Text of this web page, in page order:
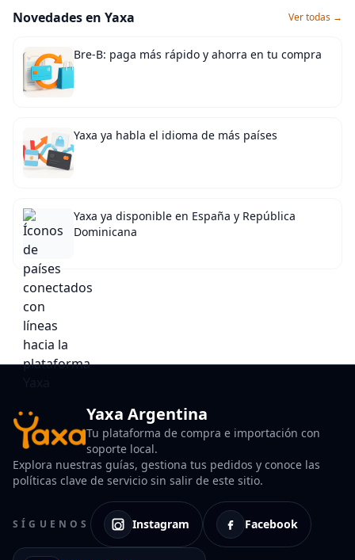
Novedades en Yaxa Ver todas →
Bre-B: paga más rápido y ahorra en tu compra
Yaxa ya habla el idioma de más países
Yaxa ya disponible en España y República
Dominicana
Yaxa Argentina
Tu plataforma de compra e importación con
soporte local.
Explora nuestras guías, gestiona tus pedidos y conoce las
políticas clave de servicio sin salir de este sitio.
SÍGUENOS Instagram Facebook